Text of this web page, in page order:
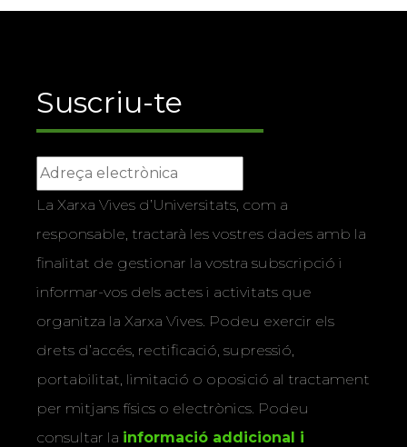
Suscriu-te
La Xarxa Vives d’Universitats, com a
responsable, tractarà les vostres dades amb la
finalitat de gestionar la vostra subscripció i
informar-vos dels actes i activitats que
organitza la Xarxa Vives. Podeu exercir els
drets d’accés, rectificació, supressió,
portabilitat, limitació o oposició al tractament
per mitjans físics o electrònics. Podeu
consultar la informació addicional i